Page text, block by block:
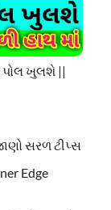
પોલ ખુલશે ||
સરળ ટીપ્સ
Edge